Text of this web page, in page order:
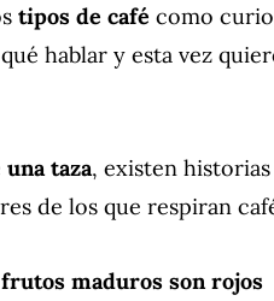
tipos de café como
hablar y esta vez
una taza, existen
de los que respiran
maduros son rojos